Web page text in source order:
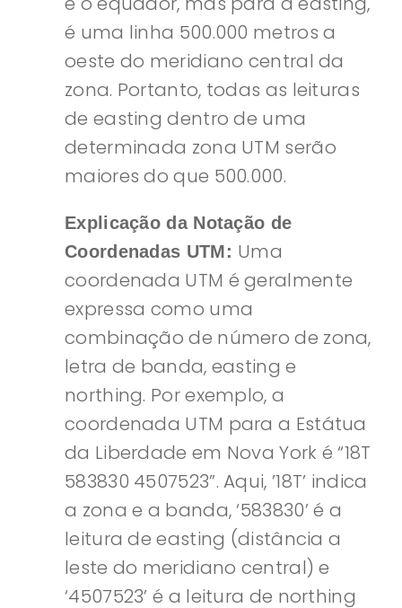
é uma linha 500.000 metros a
oeste do meridiano central da
zona. Portanto, todas as leituras
de easting dentro de uma
determinada zona UTM serão
maiores do que 500.000.
Explicação da Notação de
Coordenadas UTM: Uma
coordenada UTM é geralmente
expressa como uma
combinação de número de zona,
letra de banda, easting e
northing. Por exemplo, a
coordenada UTM para a Estátua
da Liberdade em Nova York é “18T
583830 4507523”. Aqui, ’18T’ indica
a zona e a banda, ‘583830’ é a
leitura de easting (distância a
leste do meridiano central) e
‘4507523’ é a leitura de northing